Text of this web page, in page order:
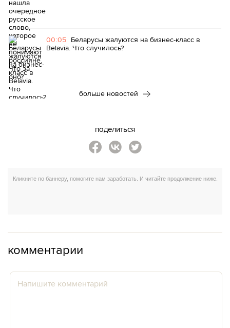
00:05 Беларусы жалуются на бизнес-класс в
Belavia. Что случилось?
больше новостей
поделиться
комментарии